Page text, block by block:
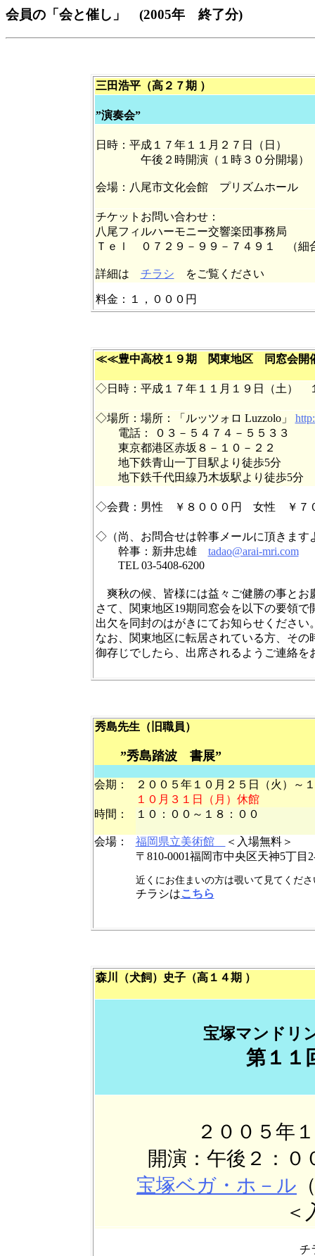
会員の「会と催し」 (2005年 終了分)
三田浩平（高２７期 ）
”演奏会”
日時：平成１７年１１月２７日（日）
午後２時開演（１時３０分開場）
会場：八尾市文化会館 プリズムホール
チケットお問い合わせ：
八尾フィルハーモニー交響楽団事務局
Ｔｅｌ ０７２９－９９－７４９１ （細
詳細は チラシ をご覧ください
料金：１，０００円
≪≪豊中高校１９期 関東地区 同窓会開
◇日時：平成１７年１１月１９日（土
◇場所：場所：「ルッツォロ Luzzolo」
電話： ０３－５４７４－５５３３
東京都港区赤坂８－１０－２２
地下鉄青山一丁目駅より徒歩5分
地下鉄千代田線乃木坂駅より徒歩5分
◇会費：男性 ￥８０００円 女性 ￥７
◇（尚、お問合せは幹事メールに頂きます
幹事：新井忠雄 tadao@arai-mri.com
TEL 03-5408-6200
爽秋の候、皆様には益々ご健勝の事とお
さて、関東地区19期同窓会を以下の要領
出欠を同封のはがきにてお知らせください
なお、関東地区に転居されている方、その
御存じでしたら、出席されるようご連絡を
秀島先生（旧職員）
”秀島踏波 書展”
会期：
２００５年１０月２５日（火）～
１０月３１日（月）休館
時間：
１０：００～１８：００
会場： 福岡県立美術館
＜入場無料＞
〒810-0001福岡市中央区天神5丁
近くにお住まいの方は覗いて見てくださ
チラシはこちら
森川（犬飼）史子（高１４期 ）
宝塚マンドリ
第１
２００５年
開演：午後２：０
宝塚ベガ・ホ－ル
＜